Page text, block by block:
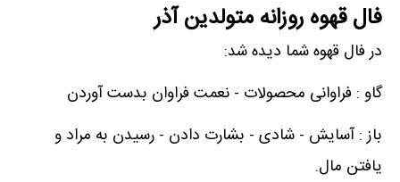
فال قهوه روزانه متولدین آذر
در فال قهوه شما دیده شد:
گاو : فراوانی محصولات - نعمت فراوان بدست آوردن
باز : آسایش - شادی - بشارت دادن - رسیدن به مراد و
یافتن مال.